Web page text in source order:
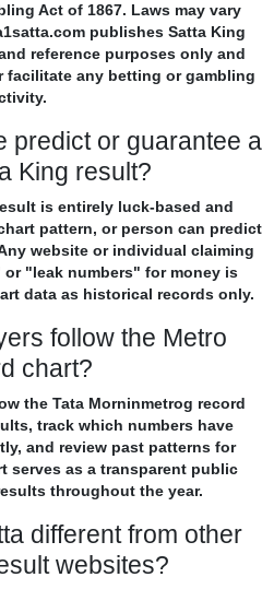
Act of 1867. Laws may vary
publishes Satta King
reference purposes only and
facilitate any betting or gambling
predict or guarantee a
King result?
is entirely luck-based and
pattern, or person can predict
website or individual claiming
"leak numbers" for money is
data as historical records only.
follow the Metro
chart?
the Tata Morninmetrog record
track which numbers have
and review past patterns for
serves as a transparent public
throughout the year.
different from other
websites?